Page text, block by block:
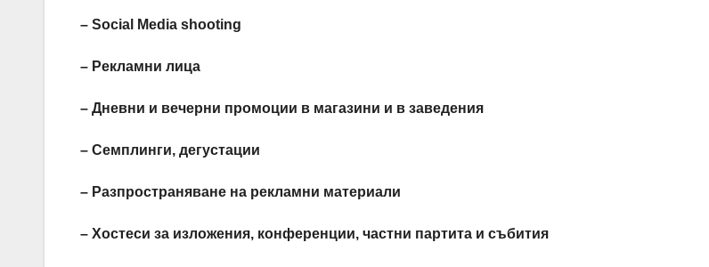
– Social Media shooting
– Рекламни лица
– Дневни и вечерни промоции в магазини и в заведения
– Семплинги, дегустации
– Разпространяване на рекламни материали
– Хостеси за изложения, конференции, частни партита и събития